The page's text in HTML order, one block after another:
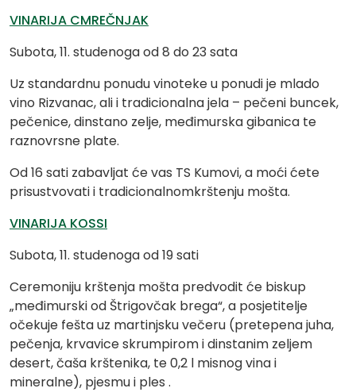
VINARIJA CMREČNJAK
Subota, 11. studenoga od 8 do 23 sata
Uz standardnu ponudu vinoteke u ponudi je mlado
vino Rizvanac, ali i tradicionalna jela – pečeni buncek,
pečenice, dinstano zelje, međimurska gibanica te
raznovrsne plate.
Od 16 sati zabavljat će vas TS Kumovi, a moći ćete
prisustvovati i tradicionalnomkrštenju mošta.
VINARIJA KOSSI
Subota, 11. studenoga od 19 sati
Ceremoniju krštenja mošta predvodit će biskup
„međimurski od Štrigovčak brega“, a posjetitelje
očekuje fešta uz martinjsku večeru (pretepena juha,
pečenja, krvavice skrumpirom i dinstanim zeljem
desert, čaša krštenika, te 0,2 l misnog vina i
mineralne), pjesmu i ples .